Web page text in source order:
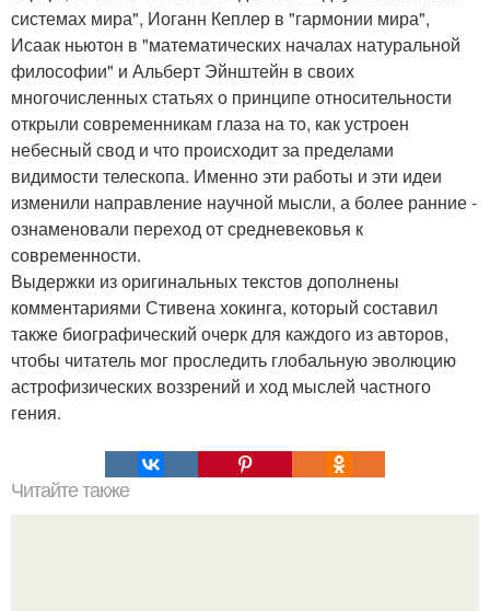
системах мира", Иоганн Кеплер в "гармонии мира",
Исаак ньютон в "математических началах натуральной
философии" и Альберт Эйнштейн в своих
многочисленных статьях о принципе относительности
открыли современникам глаза на то, как устроен
небесный свод и что происходит за пределами
видимости телескопа. Именно эти работы и эти идеи
изменили направление научной мысли, а более ранние -
ознаменовали переход от средневековья к
современности.
Выдержки из оригинальных текстов дополнены
комментариями Стивена хокинга, который составил
также биографический очерк для каждого из авторов,
чтобы читатель мог проследить глобальную эволюцию
астрофизических воззрений и ход мыслей частного
гения.
Читайте также